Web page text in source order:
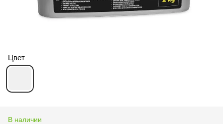
Цвет
В наличии